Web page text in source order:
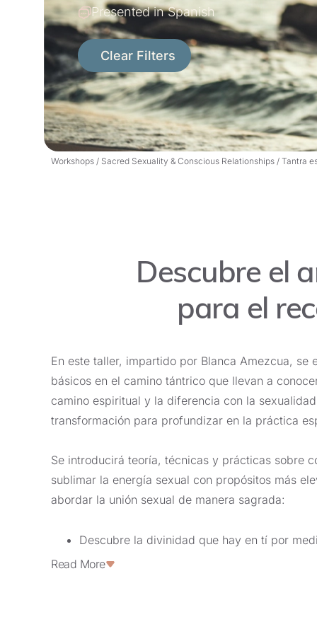
Presented in Spanish
Clear Filters
Workshops / Sacred Sexuality & Conscious Relationships / Tantra
Descubre el
para el
En este taller, impartido por Blanca Amezcua, se
básicos en el camino tántrico que llevan a
camino espiritual y la diferencia con la
transformación para profundizar en la práctica
Se introducirá teoría, técnicas y prácticas sobre
sublimar la energía sexual con propósitos más
abordar la unión sexual de manera sagrada:
Descubre la divinidad que hay en tí por
pureza del amor y tu corazón.
Read More